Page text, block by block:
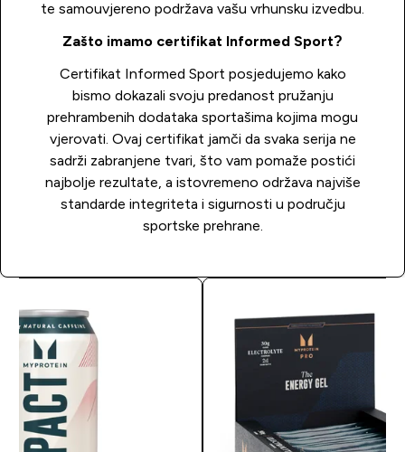
te samouvjereno podržava vašu vrhunsku izvedbu.
Zašto imamo certifikat Informed Sport?
Certifikat Informed Sport posjedujemo kako
bismo dokazali svoju predanost pružanju
prehrambenih dodataka sportašima kojima mogu
vjerovati. Ovaj certifikat jamči da svaka serija ne
sadrži zabranjene tvari, što vam pomaže postići
najbolje rezultate, a istovremeno održava najviše
standarde integriteta i sigurnosti u području
sportske prehrane.